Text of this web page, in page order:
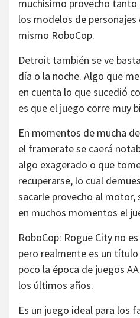
muchísimo provecho tanto
los modelos de personajes
mismo RoboCop.
Detroit también se ve
día o la noche. Algo que
en cuenta lo que sucedió
es que el juego corre muy
En momentos de mucha
el framerate se caerá
algo exagerado o que
recuperarse, lo cual
sacarle provecho al motor,
en muchos momentos el
RoboCop: Rogue City no
pero realmente es un
poco la época de juegos
los últimos años.
Es un juego ideal para los